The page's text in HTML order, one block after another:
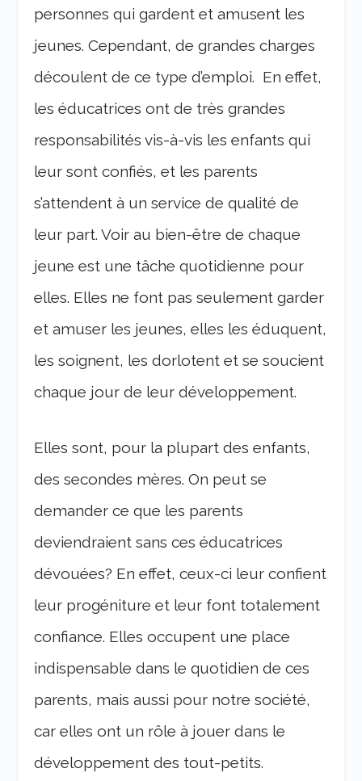
personnes qui gardent et amusent les
jeunes. Cependant, de grandes charges
découlent de ce type d’emploi. En effet,
les éducatrices ont de très grandes
responsabilités vis-à-vis les enfants qui
leur sont confiés, et les parents
s’attendent à un service de qualité de
leur part.Voir au bien-être de chaque
jeune est une tâche quotidienne pour
elles. Elles ne font pas seulement garder
et amuser les jeunes, elles les éduquent,
les soignent, les dorlotent et se soucient
chaque jour de leur développement.
Elles sont, pour la plupart des enfants,
des secondes mères. On peut se
demander ce que les parents
deviendraient sans ces éducatrices
dévouées? En effet, ceux-ci leur confient
leur progéniture et leur font totalement
confiance. Elles occupent une place
indispensable dans le quotidien de ces
parents, mais aussi pour notre société,
car elles ont un rôle à jouer dans le
développement des tout-petits.